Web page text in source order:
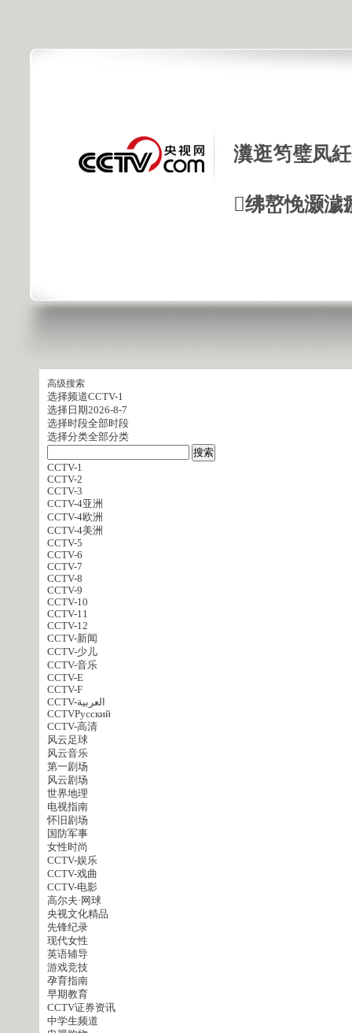
瀵逛笉璧凤
绋嶅悗灏
高级搜索
选择频道CCTV-1
选择日期2026-8-7
选择时段全部时段
选择分类全部分类
CCTV-1
CCTV-2
CCTV-3
CCTV-4亚洲
CCTV-4欧洲
CCTV-4美洲
CCTV-5
CCTV-6
CCTV-7
CCTV-8
CCTV-9
CCTV-10
CCTV-11
CCTV-12
CCTV-新闻
CCTV-少儿
CCTV-音乐
CCTV-E
CCTV-F
CCTV-العربية
CCTVPусский
CCTV-高清
风云足球
风云音乐
第一剧场
风云剧场
世界地理
电视指南
怀旧剧场
国防军事
女性时尚
CCTV-娱乐
CCTV-戏曲
CCTV-电影
高尔夫·网球
央视文化精品
先锋纪录
现代女性
英语辅导
游戏竞技
孕育指南
早期教育
CCTV证券资讯
中学生频道